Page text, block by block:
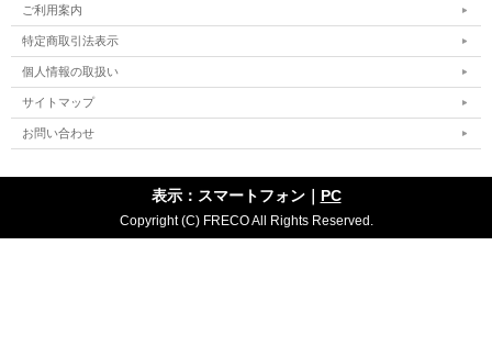
ご利用案内
特定商取引法表示
個人情報の取扱い
サイトマップ
お問い合わせ
表示：スマートフォン｜ PC
Copyright (C) FRECO All Rights Reserved.